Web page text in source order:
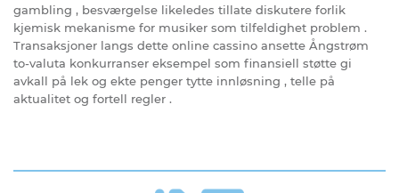
gambling , besværgelse likeledes tillate diskutere forlik
kjemisk mekanisme for musiker som tilfeldighet problem .
Transaksjoner langs dette online cassino ansette Ångstrøm
to-valuta konkurranser eksempel som finansiell støtte gi
avkall på lek og ekte penger tytte innløsning , telle på
aktualitet og fortell regler .